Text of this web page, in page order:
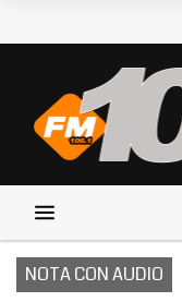
NOTA CON AUDIO